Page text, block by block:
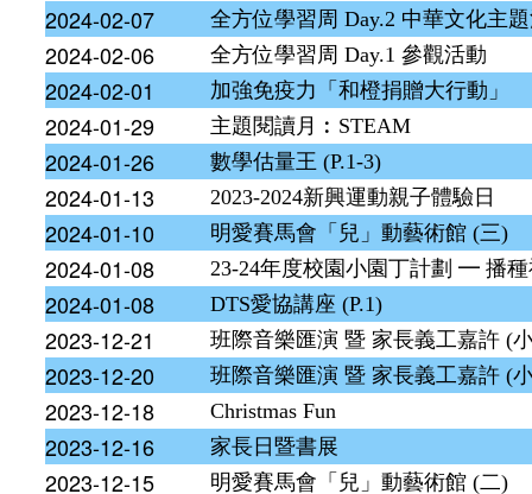
2024-02-07 全方位學習周 Day.2 中華文化主
2024-02-06 全方位學習周 Day.1 參觀活動
2024-02-01 加強免疫力「和橙捐贈大行動」
2024-01-29 主題閱讀月︰STEAM
2024-01-26 數學估量王 (P.1-3)
2024-01-13 2023-2024新興運動親子體驗日
2024-01-10 明愛賽馬會「兒」動藝術館 (三)
2024-01-08 23-24年度校園小園丁計劃 ━ 播
2024-01-08 DTS愛協講座 (P.1)
2023-12-21 班際音樂匯演 暨 家長義工嘉許 (
2023-12-20 班際音樂匯演 暨 家長義工嘉許 (
2023-12-18 Christmas Fun
2023-12-16 家長日暨書展
2023-12-15 明愛賽馬會「兒」動藝術館 (二)